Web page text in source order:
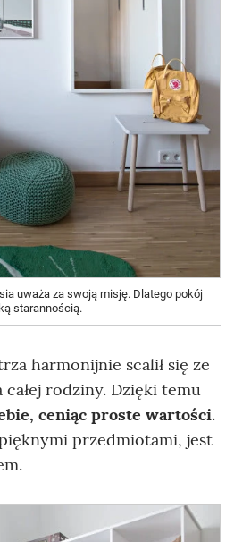
uważa za swoją misję. Dlatego pokój
starannością.
harmonijnie scalił się ze
rodziny. Dzięki temu
ceniąc proste wartości.
przedmiotami, jest